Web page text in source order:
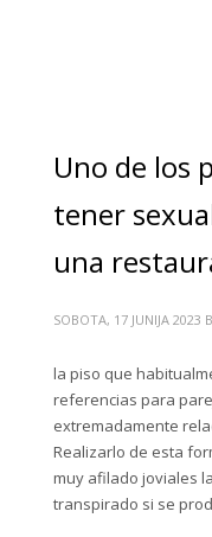
Uno de los
tener
una
SOBOTA, 17 JUNIJA 2023
la piso que
referencias para
extremadamente
Realizarlo de esta
muy afilado joviales
transpirado si se